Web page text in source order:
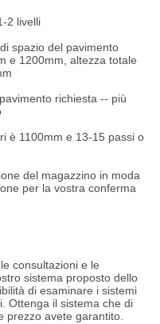
2 livelli
spazio del pavimento
e 1200mm, altezza totale
richiesta -- più
è 1100mm e 13-15 passi o
del magazzino in moda
per la vostra conferma
consultazioni e le
sistema proposto dello
di esaminare i sistemi
Ottenga il sistema che di
prezzo avete garantito.